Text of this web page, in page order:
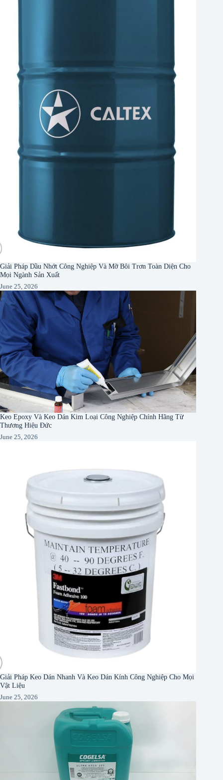
Giải Pháp Dầu Nhớt Công Nghiệp Và Mỡ Bôi Trơn Toàn Diện Cho
Mọi Ngành Sản Xuất
June 25, 2026
Keo Epoxy Và Keo Dán Kim Loại Công Nghiệp Chính Hãng Từ
Thương Hiệu Đức
June 25, 2026
Giải Pháp Keo Dán Nhanh Và Keo Dán Kính Công Nghiệp Cho Mọi
Vật Liệu
June 25, 2026